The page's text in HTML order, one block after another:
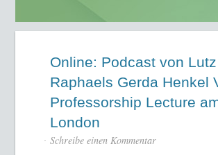
Online: Podcast von Lutz
Raphaels Gerda Henkel
Professorship Lecture
London
Schreibe einen Kommentar